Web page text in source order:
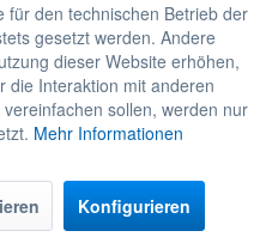
für den technischen Betrieb der
gesetzt werden. Andere
dieser Website erhöhen,
die Interaktion mit anderen
sollen, werden nur
Mehr Informationen
Konfigurieren